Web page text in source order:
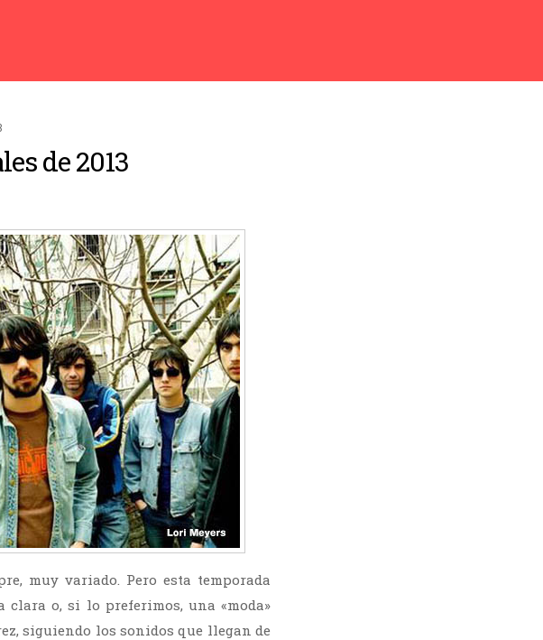
de 2013
muy variado. Pero esta temporada
o, si lo preferimos, una «moda»
siguiendo los sonidos que llegan de